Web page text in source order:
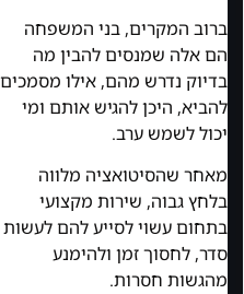
ברוב המקרים, בני המשפחה
הם אלה שמנסים להבין מה
בדיוק נדרש מהם, אילו מסמכים
להביא, היכן להגיש אותם ומי
יכול לשמש ערב.
מאחר שהסיטואציה מלווה
בלחץ גבוה, שירות מקצועי
בתחום עשוי לסייע להם לעשות
סדר, לחסוך זמן ולהימנע
מהגשות חסרות.